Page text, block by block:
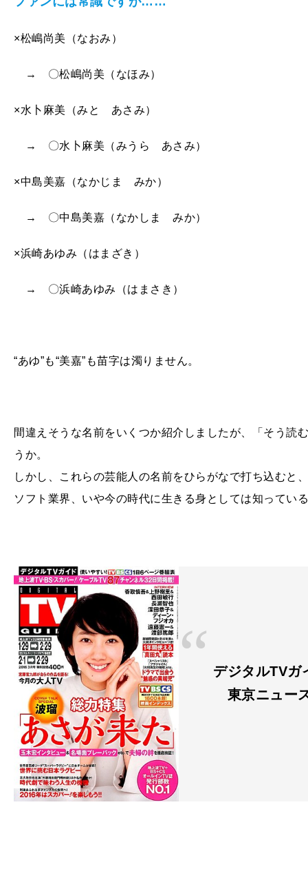
×松嶋尚美（なおみ）
→ 〇松嶋尚美（なほみ）
×水卜麻美（みと あさみ）
→ 〇水卜麻美（みうら あさみ）
×中島美嘉（なかじま みか）
→ 〇中島美嘉（なかしま みか）
×浜崎あゆみ（はまざき）
→ 〇浜崎あゆみ（はまさき）
“あゆ”も“美嘉”も苗字は濁りません。
間違えそうな名前をいくつか紹介しましたが、「そう読
うか。
しかし、これらの芸能人の名前をひらがなで打ち込むと
ソフト業界、いや今の時代に生きる身としては知ってい
デジタルTV
東京ニュー